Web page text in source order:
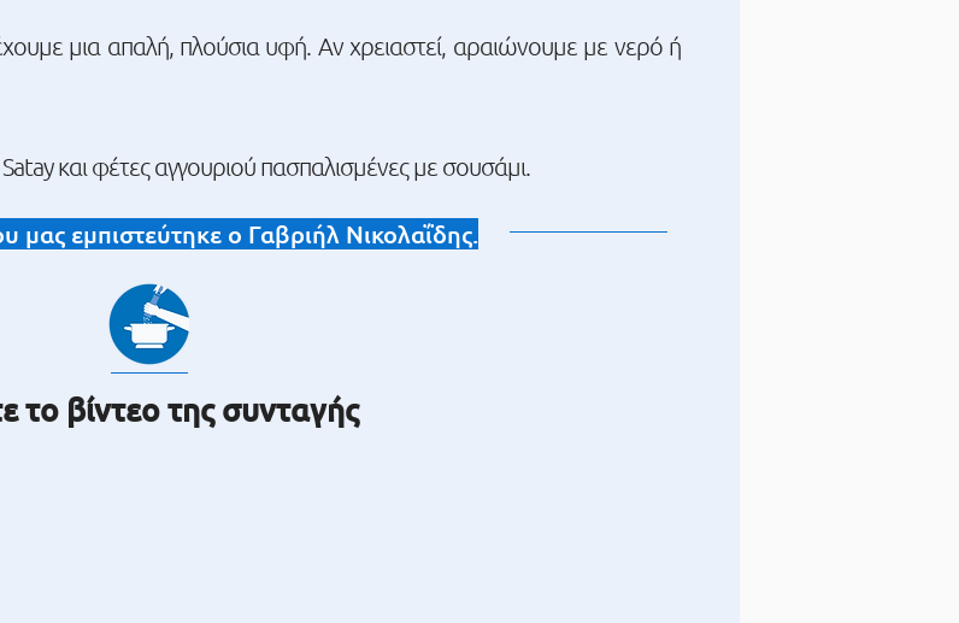
μια απαλή, πλούσια υφή. Αν χρειαστεί, αραιώνουμε με νερό ή
και φέτες αγγουριού πασπαλισμένες με σουσάμι.
μας εμπιστεύτηκε ο Γαβριήλ Νικολαΐδης.
το βίντεο της συνταγής